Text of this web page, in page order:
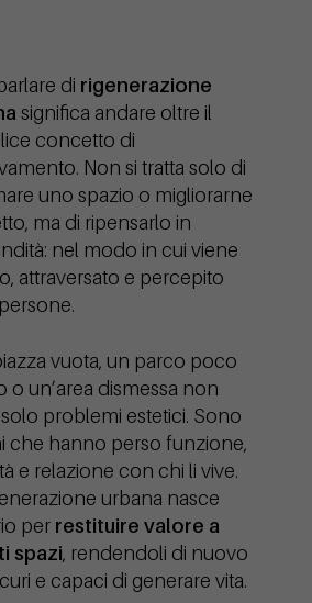
di rigenerazione
significa andare oltre il
concetto di
Non si tratta solo di
uno spazio o migliorarne
ma di ripensarlo in
nel modo in cui viene
attraversato e percepito
vuota, un parco poco
o un’area dismessa non
problemi estetici. Sono
che hanno perso funzione,
e relazione con chi li vive.
urbana nasce
per restituire valore a
spazi, rendendoli di nuovo
e capaci di generare vita.